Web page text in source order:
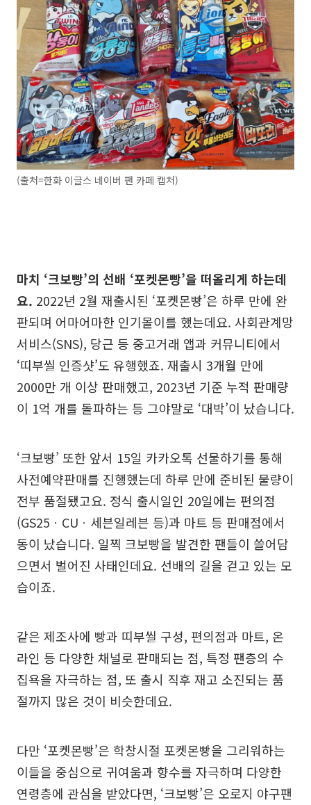
(출처=한화 이글스 네이버 팬 카페 캡처)
마치 ‘크보빵’의 선배 ‘포켓몬빵’을 떠올리게 하는데
요. 2022년 2월 재출시된 ‘포켓몬빵’은 하루 만에 완
판되며 어마어마한 인기몰이를 했는데요. 사회관계망
서비스(SNS), 당근 등 중고거래 앱과 커뮤니티에서
‘띠부씰 인증샷’도 유행했죠. 재출시 3개월 만에
2000만 개 이상 판매했고, 2023년 기준 누적 판매량
이 1억 개를 돌파하는 등 그야말로 ‘대박’이 났습니다.
‘크보빵’ 또한 앞서 15일 카카오톡 선물하기를 통해
사전예약판매를 진행했는데 하루 만에 준비된 물량이
전부 품절됐고요. 정식 출시일인 20일에는 편의점
(GS25ㆍCUㆍ세븐일레븐 등)과 마트 등 판매점에서
동이 났습니다. 일찍 크보빵을 발견한 팬들이 쓸어담
으면서 벌어진 사태인데요. 선배의 길을 걷고 있는 모
습이죠.
같은 제조사에 빵과 띠부씰 구성, 편의점과 마트, 온
라인 등 다양한 채널로 판매되는 점, 특정 팬층의 수
집욕을 자극하는 점, 또 출시 직후 재고 소진되는 품
절까지 많은 것이 비슷한데요.
다만 ‘포켓몬빵’은 학창시절 포켓몬빵을 그리워하는
이들을 중심으로 귀여움과 향수를 자극하며 다양한
연령층에 관심을 받았다면, ‘크보빵’은 오로지 야구팬